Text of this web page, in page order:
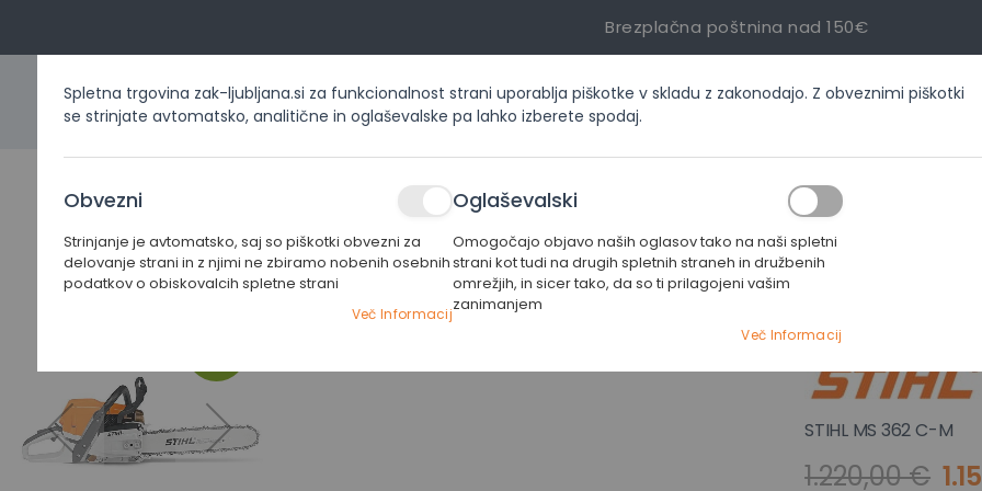
Obvezni
Strinjanje je avtomatsko, saj so piškotki obvezni za
delovanje strani in z njimi ne zbiramo nobenih osebnih
podatkov o obiskovalcih spletne strani
Več Informacij
Oglaševalski
Omogočajo objavo naših oglasov tako na naši spletni
strani kot tudi na drugih spletnih straneh in družbenih
omrežjih, in sicer tako, da so ti prilagojeni vašim
zanimanjem
Več Informacij
Spletna trgovina zak-ljubljana.si za funkcionalnost strani uporablja piškotke v skladu z zakonodajo. Z obveznimi piškotki
se strinjate avtomatsko, analitične in oglaševalske pa lahko izberete spodaj.
Brezplačna poštnina nad 150€
SERVIS KONTAKT
Home Izdelki po kategorijah Žage Motorne žage Profesionalne žage ŽAGA STIHL MS 362 C-M
ŽAGA
STIHL MS 362 C-M
1.220,00 €